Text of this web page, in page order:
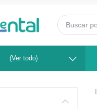
(Ver todo)